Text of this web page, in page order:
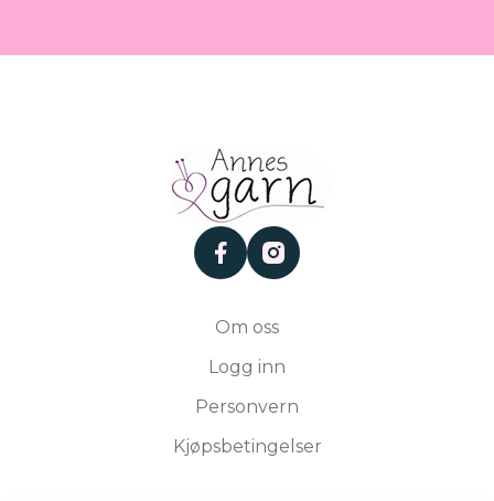
facebookinstagram
Om oss
Logg inn
Personvern
Kjøpsbetingelser